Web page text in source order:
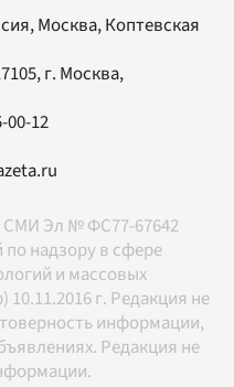
Москва, Коптевская
, г. Москва,
00-12
СМИ Эл № ФС77-67642
надзору в сфере
и массовых
г. Редакция не
информации,
Редакция не